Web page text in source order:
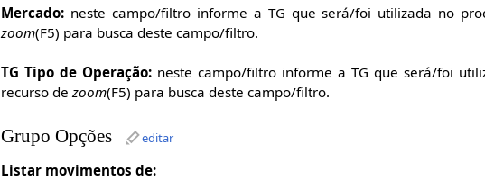
Mercado: neste campo/filtro informe a TG que será/foi utilizada no
zoom(F5) para busca deste campo/filtro.
TG Tipo de Operação: neste campo/filtro informe a TG que será/foi
recurso dezoom(F5) para busca deste campo/filtro.
Grupo Opções editar
Listar movimentos de: